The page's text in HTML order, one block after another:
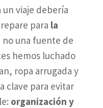
un viaje debería
para la
no una fuente de
hemos luchado
ropa arrugada y
clave para evitar
organización y